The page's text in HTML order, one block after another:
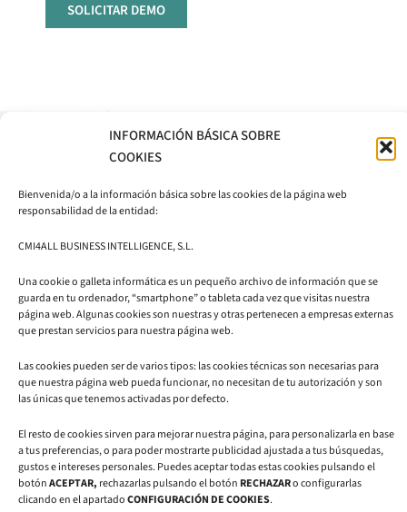
INFORMACIÓN BÁSICA SOBRE
COOKIES
Bienvenida/o a la información básica sobre las cookies de la página web
responsabilidad de la entidad:
CMI4ALL BUSINESS INTELLIGENCE, S.L.
Una cookie o galleta informática es un pequeño archivo de información que se
guarda en tu ordenador, “smartphone” o tableta cada vez que visitas nuestra
página web. Algunas cookies son nuestras y otras pertenecen a empresas externas
que prestan servicios para nuestra página web.
Las cookies pueden ser de varios tipos: las cookies técnicas son necesarias para
que nuestra página web pueda funcionar, no necesitan de tu autorización y son
las únicas que tenemos activadas por defecto.
El resto de cookies sirven para mejorar nuestra página, para personalizarla en base
a tus preferencias, o para poder mostrarte publicidad ajustada a tus búsquedas,
gustos e intereses personales. Puedes aceptar todas estas cookies pulsando el
botónACEPTAR, rechazarlas pulsando el botón RECHAZARo configurarlas
clicando en el apartadoCONFIGURACIÓN DE COOKIES.
SOLICITAR DEMO
Avda. Autonomía, 7
50003 Zaragoza
comercial@cmi4all.com
L
i
n
e
d
i
n
Y
o
u
b
e
I
n
s
a
g
r
a
m